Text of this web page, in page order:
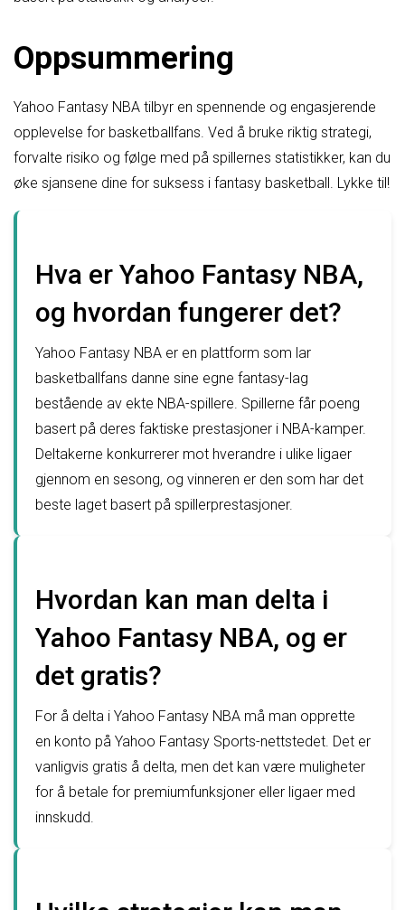
Oppsummering
Yahoo Fantasy NBA tilbyr en spennende og engasjerende
opplevelse for basketballfans. Ved å bruke riktig strategi,
forvalte risiko og følge med på spillernes statistikker, kan du
øke sjansene dine for suksess i fantasy basketball. Lykke til!
Hva er Yahoo Fantasy NBA,
og hvordan fungerer det?
Yahoo Fantasy NBA er en plattform som lar
basketballfans danne sine egne fantasy-lag
bestående av ekte NBA-spillere. Spillerne får poeng
basert på deres faktiske prestasjoner i NBA-kamper.
Deltakerne konkurrerer mot hverandre i ulike ligaer
gjennom en sesong, og vinneren er den som har det
beste laget basert på spillerprestasjoner.
Hvordan kan man delta i
Yahoo Fantasy NBA, og er
det gratis?
For å delta i Yahoo Fantasy NBA må man opprette
en konto på Yahoo Fantasy Sports-nettstedet. Det er
vanligvis gratis å delta, men det kan være muligheter
for å betale for premiumfunksjoner eller ligaer med
innskudd.